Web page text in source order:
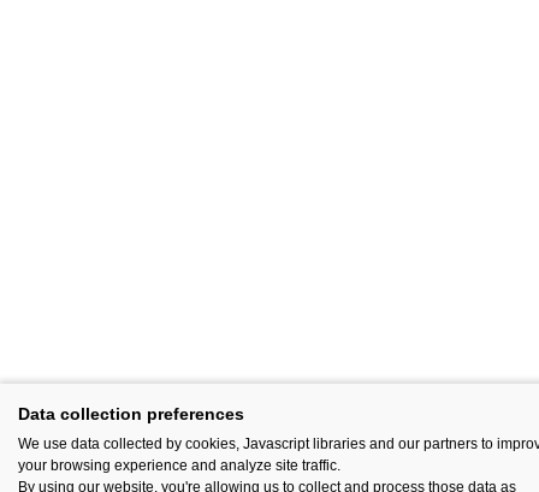
Data collection preferences
We use data collected by cookies, Javascript libraries and our partners to
your browsing experience and analyze site traffic.
By using our website, you're allowing us to collect and process those data as